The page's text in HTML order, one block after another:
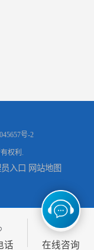
号-2
权利.
入口 网站地图
话 在线咨询